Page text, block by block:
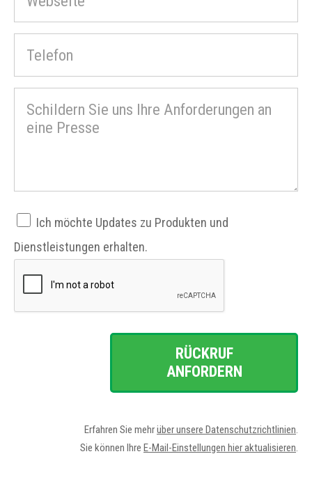
Ich möchte Updates zu Produkten und
Dienstleistungen erhalten.
RÜCKRUF
ANFORDERN
Erfahren Sie mehrüber unsere Datenschutzrichtlinien
Sie können Ihre E-Mail-Einstellungen hier aktualisieren